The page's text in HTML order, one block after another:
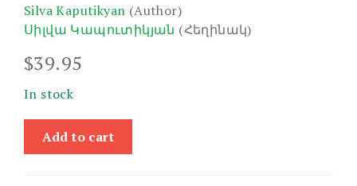
Silva Kaputikyan (Author)
Սիլվա Կապուտիկյան (Հեղինակ)
$39.95
In stock
Verjin
Zang
Add to cart